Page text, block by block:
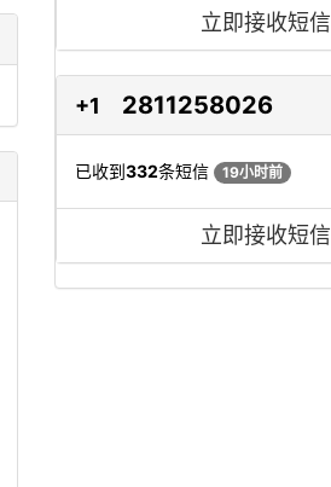
立即接收短信
+1 2811258026
已收到332条短信 19小时前
立即接收短信